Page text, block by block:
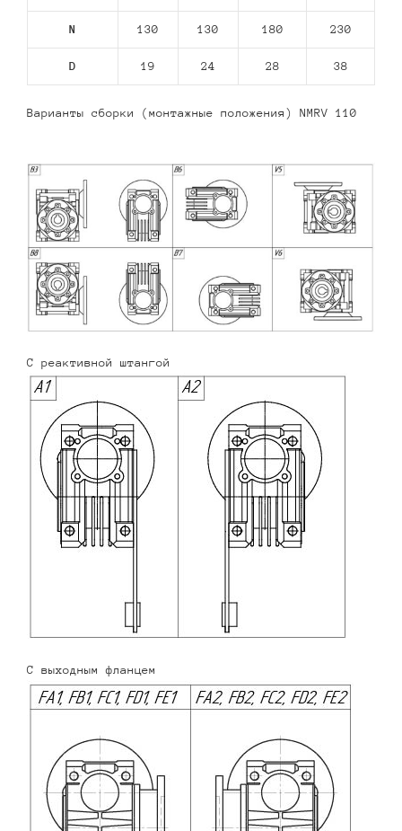
N 130 130 180 230
D 19 24 28 38
Варианты сборки (монтажные положения) NMRV 110
С реактивной штангой
С выходным фланцем